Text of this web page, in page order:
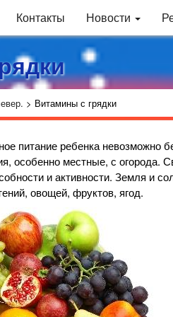
Контакты Новости
> Витамины с грядки
питание ребенка невозможно
особенно местные, с огорода.
и активности. Земля и
овощей, фруктов, ягод.